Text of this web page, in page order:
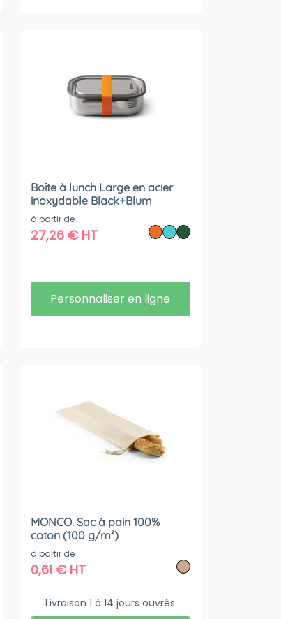
Boîte à lunch Large en acier
inoxydable Black+Blum
à partir de
27,26 €HT
Personnaliser en ligne
MONCO. Sac à pain 100%
coton (100 g/m²)
à partir de
0,61 €HT
Livraison 1 à 14 jours ouvrés